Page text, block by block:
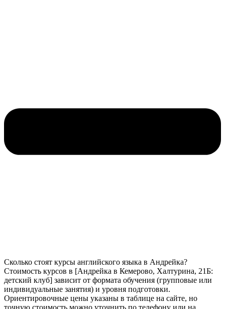
Сколько стоят курсы английского языка в Андрейка?
Стоимость курсов в [Андрейка в Кемерово, Халтурина, 21Б:
детский клуб] зависит от формата обучения (групповые или
индивидуальные занятия) и уровня подготовки.
Ориентировочные цены указаны в таблице на сайте, но